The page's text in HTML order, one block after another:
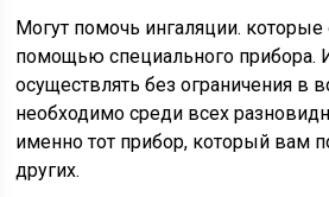
Могут помочь ингаляции.
помощью специального прибора.
осуществлять без ограничения в
необходимо среди всех
именно тот прибор, который вам
других.